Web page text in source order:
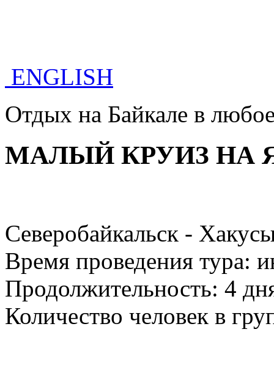
ENGLISH
Отдых на Байкале в
МАЛЫЙ КРУИЗ НА
Северобайкальск -
Время проведения тура:
Продолжительность: 4
Количество человек в